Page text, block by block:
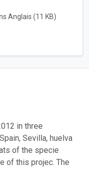
Anglais (11 KB)
in three
Sevilla, huelva
of the specie
of this projec. The